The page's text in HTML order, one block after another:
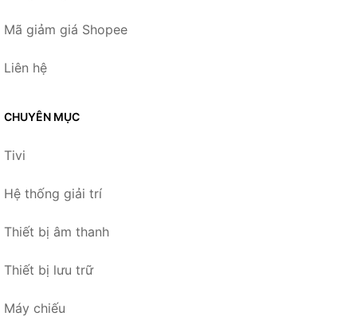
Mã giảm giá Shopee
Liên hệ
CHUYÊN MỤC
Tivi
Hệ thống giải trí
Thiết bị âm thanh
Thiết bị lưu trữ
Máy chiếu